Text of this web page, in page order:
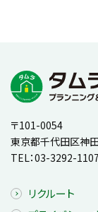
〒101-0054
東京都千代田区神
TEL：03-3292-1107
リクルート